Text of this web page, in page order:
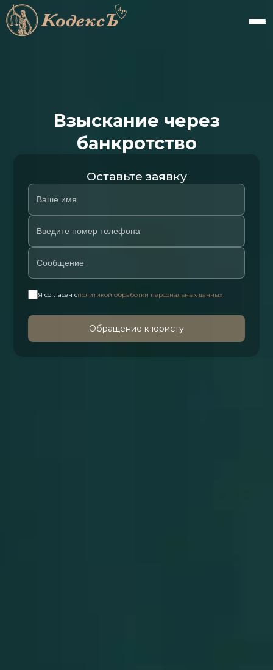
Взыскание через
банкротство
Оставьте заявку
Я согласен сполитикой обработки персональных данных
Обращение к юристу